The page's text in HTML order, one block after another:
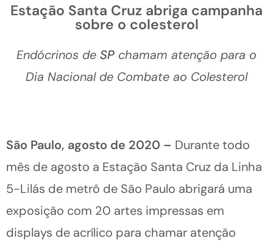
Estação Santa Cruz abriga campanha
sobre o colesterol
Endócrinos de SP chamam atenção para o
Dia Nacional de Combate ao Colesterol
São Paulo, agosto de 2020 – Durante todo
mês de agosto a Estação Santa Cruz da Linha
5-Lilás de metrô de São Paulo abrigará uma
exposição com 20 artes impressas em
displays de acrílico para chamar atenção